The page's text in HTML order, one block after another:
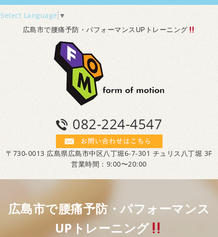
Select Language ▼
広島市で腰痛予防・パフォーマンスUPトレーニング
082-224-4547
〒730-0013 広島県広島市中区八丁堀6-7-301 チュリス八丁堀 3F
営業時間：9:00〜20:00
広島市で腰痛予防・パフォーマンス
UPトレーニング